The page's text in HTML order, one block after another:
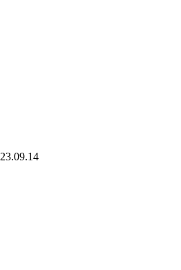
23.09.14